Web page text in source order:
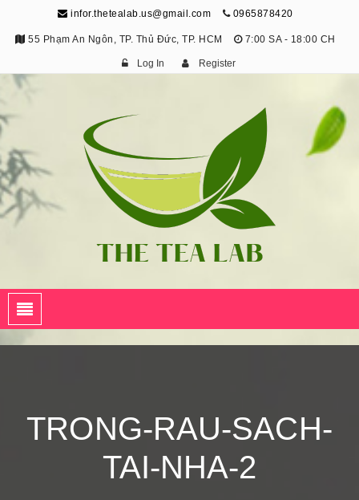
infor.thetealab.us@gmail.com 0965878420
55 Phạm An Ngôn, TP. Thủ Đức, TP. HCM 7:00 SA - 18:00 CH
Log In Register
TRONG-RAU-SACH-
TAI-NHA-2